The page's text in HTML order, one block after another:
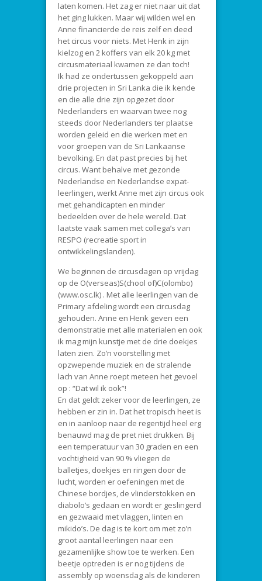
laten komen. Het zag er niet naar uit dat
het ging lukken. Maar wij wilden wel en
Anne financierde de reis zelf en deed
het circus voor niets. Met Henk in zijn
kielzog en 2 koffers van elk 20 kg met
circusmateriaal kwamen ze dan toch!
Ik had ze ondertussen gekoppeld aan
drie projecten in Sri Lanka die ik kende
en die alle drie zijn opgezet door
Nederlanders en waarvan twee nog
steeds door Nederlanders ter plaatse
worden geleid en die werken met en
voor groepen van de Sri Lankaanse
bevolking. En dat past precies bij het
circus. Want behalve met gezonde
Nederlandse en Nederlandse expat-
leerlingen, werkt Anne met zijn circus ook
met gehandicapten en minder
bedeelden over de hele wereld. Dat
laatste vaak samen met collega’s van
RESPO (recreatie sport in
ontwikkelingslanden).
We beginnen de circusdagen op vrijdag
op de O(verseas)S(chool of)C(olombo)
(www.osc.lk) . Met alle leerlingen van de
Primary afdeling wordt een circusdag
gehouden. Anne en Henk geven een
demonstratie met alle materialen en ook
ik mag mijn kunstje met de drie doekjes
laten zien. Zo’n voorstelling met
opzwepende muziek en de stralende
lach van Anne roept meteen het gevoel
op : “Dat wil ik ook”!
En dat geldt zeker voor de leerlingen, ze
hebben er zin in. Dat het tropisch heet is
en in aanloop naar de regentijd heel erg
benauwd mag de pret niet drukken. Bij
een temperatuur van 30 graden en een
vochtigheid van 90 % vliegen de
balletjes, doekjes en ringen door de
lucht, worden er oefeningen met de
Chinese bordjes, de vlinderstokken en
diabolo’s gedaan en wordt er geslingerd
en gezwaaid met vlaggen, linten en
mikido’s. De dag is te kort om met zo’n
groot aantal leerlingen naar een
gezamenlijke show toe te werken. Een
beetje optreden is er nog tijdens de
assembly op woensdag als de kinderen